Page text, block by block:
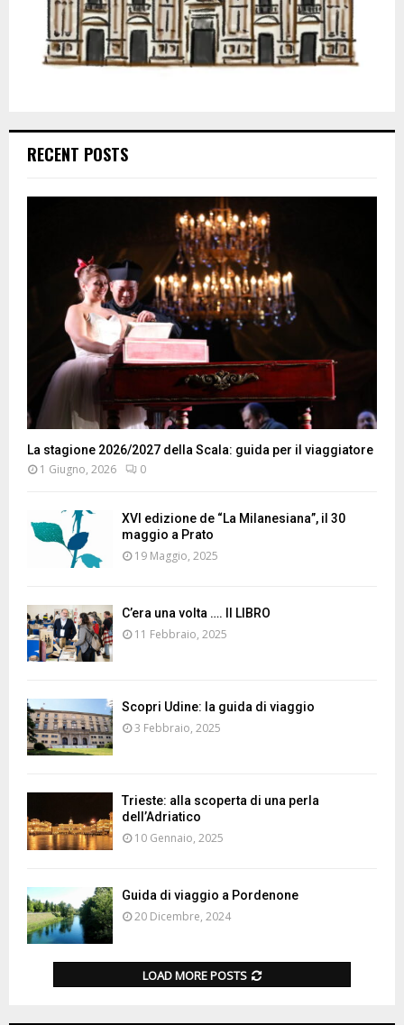
RECENT POSTS
La stagione 2026/2027 della Scala: guida per il viaggiatore
1 Giugno, 2026 0
XVI edizione de “La Milanesiana”, il 30
maggio a Prato
19 Maggio, 2025
C’era una volta …. Il LIBRO
11 Febbraio, 2025
Scopri Udine: la guida di viaggio
3 Febbraio, 2025
Trieste: alla scoperta di una perla
dell’Adriatico
10 Gennaio, 2025
Guida di viaggio a Pordenone
20 Dicembre, 2024
LOAD MORE POSTS